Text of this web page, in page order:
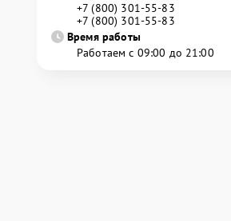
+7 (800) 301-55-83
+7 (800) 301-55-83
Время работы
Работаем с 09:00 до 21:00